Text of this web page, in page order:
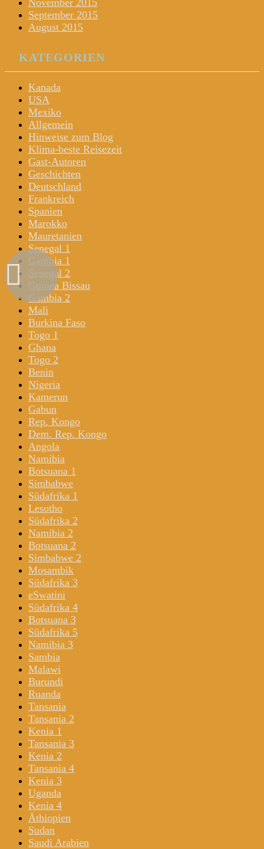
September 2015
August 2015
KATEGORIEN
Kanada
USA
Mexiko
Allgemein
Hinweise zum Blog
Klima-beste Reisezeit
Gast-Autoren
Geschichten
Deutschland
Frankreich
Spanien
Marokko
Mauretanien
Senegal 1
Gambia 1
Senegal 2
Guinea Bissau
Gambia 2
Mali
Burkina Faso
Togo 1
Ghana
Togo 2
Benin
Nigeria
Kamerun
Gabun
Rep. Kongo
Dem. Rep. Kongo
Angola
Namibia
Botsuana 1
Simbabwe
Südafrika 1
Lesotho
Südafrika 2
Namibia 2
Botsuana 2
Simbabwe 2
Mosambik
Südafrika 3
eSwatini
Südafrika 4
Botsuana 3
Südafrika 5
Namibia 3
Sambia
Malawi
Burundi
Ruanda
Tansania
Tansania 2
Kenia 1
Tansania 3
Kenia 2
Tansania 4
Kenia 3
Uganda
Kenia 4
Äthiopien
Sudan
Saudi Arabien